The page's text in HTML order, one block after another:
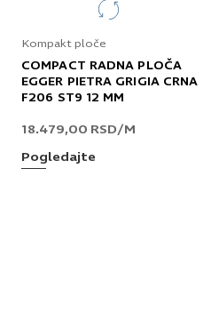
Kompakt ploče
COMPACT RADNA PLOČA
EGGER PIETRA GRIGIA CRNA
F206 ST9 12 MM
18.479,00 RSD/M
Pogledajte